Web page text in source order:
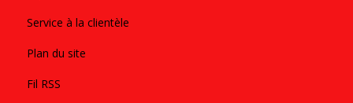
Service à la clientèle
Plan du site
Fil RSS